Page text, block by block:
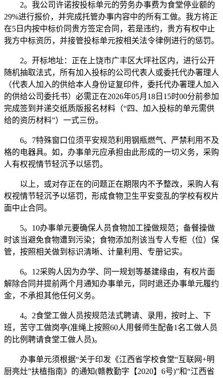
2。我公司许诺按投标单元的劳务办事费为食堂停业额的
29%进行报价，并完成托管办事内容中的所有工做。我方将正
在5日内按中标价同贵方签定合同，若是违约，贵方有权中止
我方中标资历，并接管投标单元按相关法令律例进行的惩罚。
2。开标地址：正在上饶市广丰区大坪社区内，进行公开
随机抽取法式，所有加入投标的公司代表人或委托代办署理人
（代表人加入的供给本人身份证复印件，委托代办署理人加入
的供给公司委托书）必需正在2026年05月18日15时00分前参加
完成签到并递交纸质版报名材料（“四、加入投标的单元需供
给的资历材料”）一式三份。
6。7特殊窗口位须平安规范利用钢瓶燃气、严禁利用不及
格的电器具。如，办事单元应承担由此形成的一切义务，采购
人有权视情节轻沉予以惩罚。
以上，或对存正在的问题正在期限内不予整改，采购人有
权视情节轻沉予以惩罚，形成食物卫生平安变乱的学校有权片
面中止合同。
5。10办事单元要确保人员食物加工操做规范；备餐操做
时该当避免食物遭到污染；食物添加剂该当专人专柜（位）保
管，按照相关做到标识清晰、计量利用、专册记实。
6。12采购人因为办学、同一规划等基建缘由，有权片面
解除合同并提前两个月通知办事单元，同时退还办事单元履约
金，不承担其他任何义务。
4。2食堂工做人员按规范法式聘请、录用，按时上、下
班，苦守工做岗亭(准绳上按照60人用餐师生配备1名工做人员
的比例聘请食堂工做人员)。
办事单元须根据“关于印发《江西省学校食堂“互联网+明
厨亮灶”扶植指南》的通知(赣教勤字【2020】6号)”和“江西省